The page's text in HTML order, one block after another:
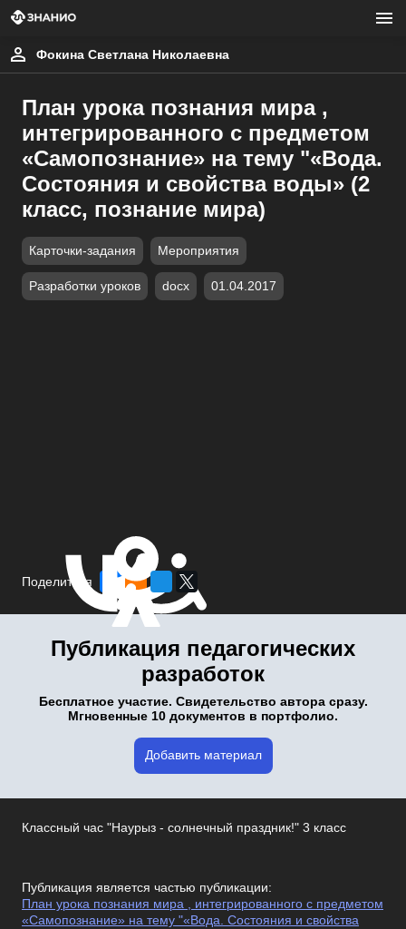
Фокина Светлана Николаевна
План урока познания мира ,
интегрированного с предметом
«Самопознание» на тему "«Вода.
Состояния и свойства воды» (2
класс, познание мира)
Карточки-задания Мероприятия
Разработки уроков docx 01.04.2017
Поделиться
Публикация педагогических
разработок
Бесплатное участие. Свидетельство автора сразу.
Мгновенные 10 документов в портфолио.
Добавить материал
Классный час "Наурыз - солнечный праздник!" 3 класс
Публикация является частью публикации:
План урока познания мира , интегрированного с предметом
«Самопознание» на тему "«Вода. Состояния и свойства